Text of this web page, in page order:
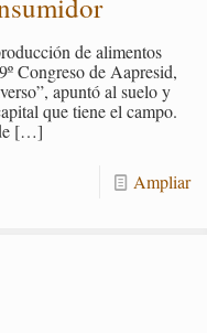
de ali­men­tos
Con­gre­so de Aa­pre­sid,
apun­tó al suelo y
que tiene el campo.
[…]
Am­pliar